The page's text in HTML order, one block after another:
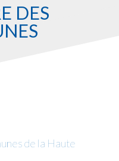
DES
de la Haute